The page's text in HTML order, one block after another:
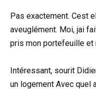
Pas exactement. Cest
aveuglément. Moi, jai
pris mon portefeuille et
Intéressant, sourit
un logement Avec quel